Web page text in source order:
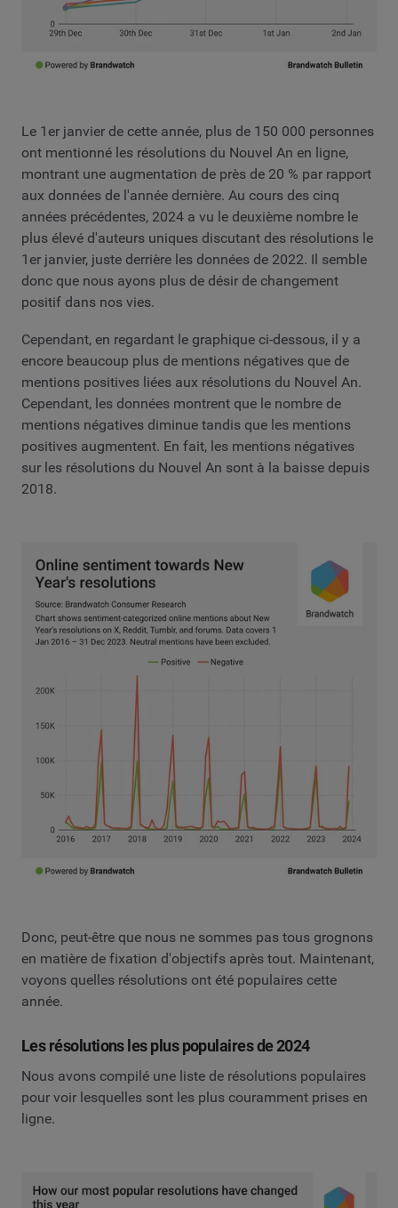
Le 1er janvier de cette année, plus de 150 000 personnes
ont mentionné les résolutions du Nouvel An en ligne,
montrant une augmentation de près de 20 % par rapport
aux données de l'année dernière. Au cours des cinq
années précédentes, 2024 a vu le deuxième nombre le
plus élevé d'auteurs uniques discutant des résolutions le
1er janvier, juste derrière les données de 2022. Il semble
donc que nous ayons plus de désir de changement
positif dans nos vies.
Cependant, en regardant le graphique ci-dessous, il y a
encore beaucoup plus de mentions négatives que de
mentions positives liées aux résolutions du Nouvel An.
Cependant, les données montrent que le nombre de
mentions négatives diminue tandis que les mentions
positives augmentent. En fait, les mentions négatives
sur les résolutions du Nouvel An sont à la baisse depuis
2018.
Donc, peut-être que nous ne sommes pas tous grognons
en matière de fixation d'objectifs après tout. Maintenant,
voyons quelles résolutions ont été populaires cette
année.
Les résolutions les plus populaires de 2024
Nous avons compilé une liste de résolutions populaires
pour voir lesquelles sont les plus couramment prises en
ligne.